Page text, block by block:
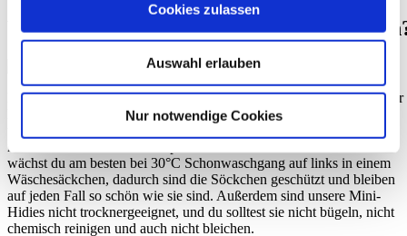
Cookies zulassen
Auswahl erlauben
Nur notwendige Cookies
Wie werden Socken am besten
Da sich die Söckchen und Socken von Too Hot To Hide wegen ihrer
Materialien und Muster stark von herkömmlichen Socken
nicht einfach bei hohen Temperaturen wäschst. Unsere Söckchen
wächst du am besten bei 30°C Schonwaschgang auf links in einem
Wäschesäckchen, dadurch sind die Söckchen geschützt und bleiben
auf jeden Fall so schön wie sie sind. Außerdem sind unsere Mini-
Hidies nicht trocknergeeignet, und du solltest sie nicht bügeln, nicht
chemisch reinigen und auch nicht bleichen.